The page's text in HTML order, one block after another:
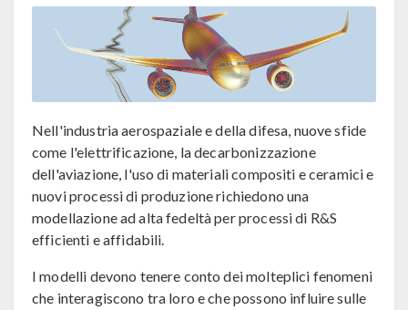
Nell'industria aerospaziale e della difesa, nuove sfide
come l'elettrificazione, la decarbonizzazione
dell'aviazione, l'uso di materiali compositi e ceramici e
nuovi processi di produzione richiedono una
modellazione ad alta fedeltà per processi di R&S
efficienti e affidabili.
I modelli devono tenere conto dei molteplici fenomeni
che interagiscono tra loro e che possono influire sulle